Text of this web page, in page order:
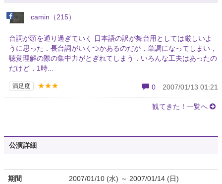
camin（215）
台詞が頭を通り過ぎていく 日本語の訳が舞台用としては厳しいよ
うに思った．長台詞がいくつかあるのだが，単調になってしまい，
聴覚理解の際の集中力がとぎれてしまう．いろんな工夫はあったの
だけど，1時...
満足度 ★★★ 0 2007/01/13 01:21
観てきた！一覧へ
公演詳細
期間 2007/01/10 (水) ～ 2007/01/14 (日)